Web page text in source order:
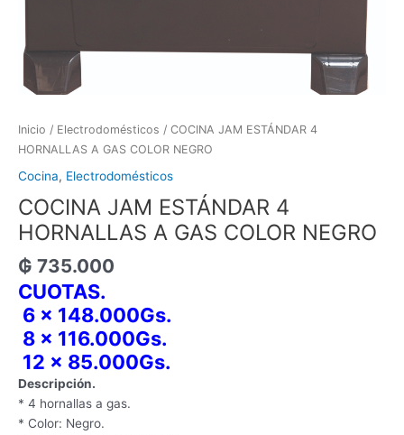
Inicio / Electrodomésticos / COCINA JAM ESTÁNDAR 4
HORNALLAS A GAS COLOR NEGRO
Cocina, Electrodomésticos
COCINA JAM ESTÁNDAR 4
HORNALLAS A GAS COLOR NEGRO
₲ 735.000
CUOTAS.
6 x 148.000Gs.
8 x 116.000Gs.
12 x 85.000Gs.
Descripción.
* 4 hornallas a gas.
* Color: Negro.